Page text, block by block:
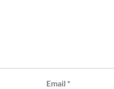
Email *